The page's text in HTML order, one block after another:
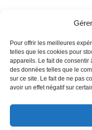
Pour offrir les meilleures
telles que les cookies pour
appareils. Le fait de consentir
des données telles que le
sur ce site. Le fait de ne pas
avoir un effet négatif sur